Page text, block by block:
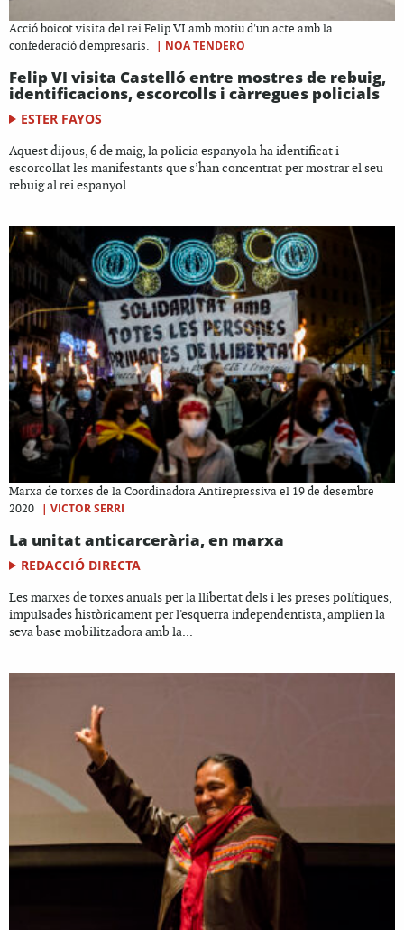
Acció boicot visita del rei Felip VI amb motiu d'un acte amb la
confederació d'empresaris.
| NOA TENDERO
Felip VI visita Castelló entre mostres de rebuig,
identificacions, escorcolls i càrregues policials
ESTER FAYOS
Aquest dijous, 6 de maig, la policia espanyola ha identificat i
escorcollat les manifestants que s’han concentrat per mostrar el seu
rebuig al rei espanyol...
Marxa de torxes de la Coordinadora Antirepressiva el 19 de desembre
2020
| VICTOR SERRI
La unitat anticarcerària, en marxa
REDACCIÓ DIRECTA
Les marxes de torxes anuals per la llibertat dels i les preses polítiques,
impulsades històricament per l'esquerra independentista, amplien la
seva base mobilitzadora amb la...